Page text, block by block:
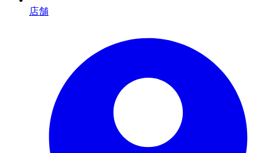
店舗